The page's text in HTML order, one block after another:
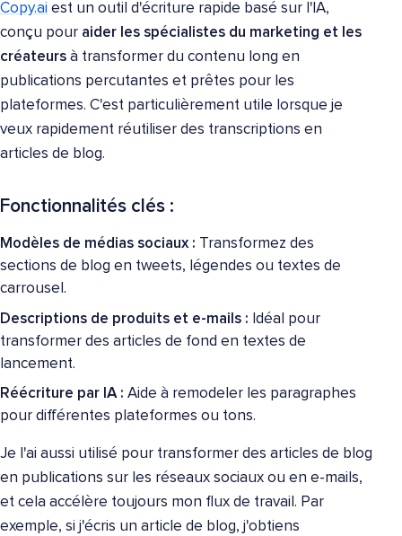
Copy.ai est un outil d'écriture rapide basé sur l'IA,
conçu pour aider les spécialistes du marketing et les
créateurs à transformer du contenu long en
publications percutantes et prêtes pour les
plateformes. C'est particulièrement utile lorsque je
veux rapidement réutiliser des transcriptions en
articles de blog.
Fonctionnalités clés :
Modèles de médias sociaux : Transformez des
sections de blog en tweets, légendes ou textes de
carrousel.
Descriptions de produits et e-mails : Idéal pour
transformer des articles de fond en textes de
lancement.
Réécriture par IA : Aide à remodeler les paragraphes
pour différentes plateformes ou tons.
Je l'ai aussi utilisé pour transformer des articles de blog
en publications sur les réseaux sociaux ou en e-mails,
et cela accélère toujours mon flux de travail. Par
exemple, si j'écris un article de blog, j'obtiens